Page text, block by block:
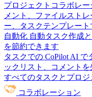
プロジェクトコラボレー
メント、ファイルスト
ー、タスクテンプレー
自動化 自動タスク作成
を節約できます
タスクでの CoPilot AI で
ックリスト、コメント
すべてのタスクとプロ
コラボレーション